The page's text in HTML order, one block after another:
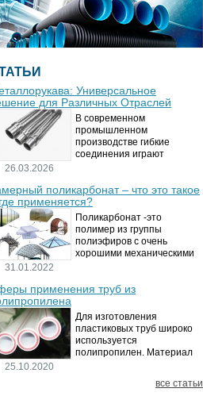
Универсальное
для Различных Отраслей
26.03.2026
В современном
промышленном
производстве гибкие
соединения играют
безопасности
технологических процессов.
Металлорукава
представляют собой
универсальные...
поликарбонат – что это такое
применяется?
31.01.2022
Поликарбонат -это
полимер из группы
полиэфиров с очень
хорошими механическими
аморфный, с хорошей
высокой прозрачностью
материал идеально
подходит для...
применения труб из
25.10.2020
Для изготовления
пластиковых труб широко
используется
полипропилен. Материал
невосприимчив к коррозии,
все статьи